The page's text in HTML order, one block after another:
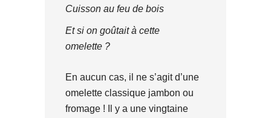
Cuisson au feu de bois
Et si on goûtait à cette
omelette ?
En aucun cas, il ne s’agit d’une
omelette classique jambon ou
fromage ! Il y a une vingtaine